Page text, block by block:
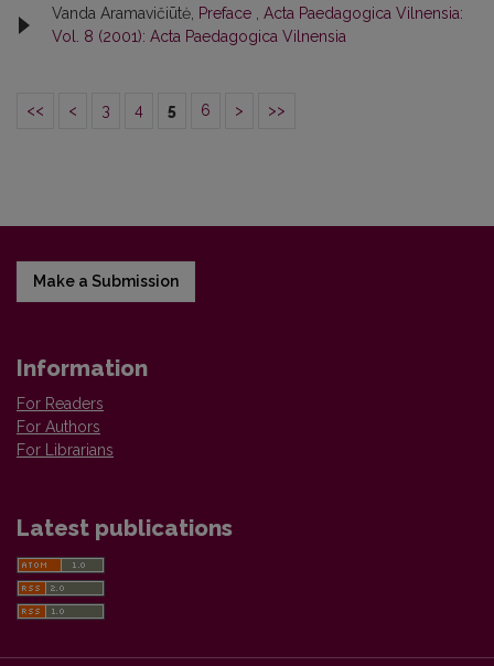
Vanda Aramavičiūtė, Preface
Acta Paedagogica Vilnensia:
Vol. 8 (2001): Acta Paedagogica Vilnensia
<< < 3 4 5 6 > >>
Make a Submission
Information
For Readers
For Authors
For Librarians
Latest publications